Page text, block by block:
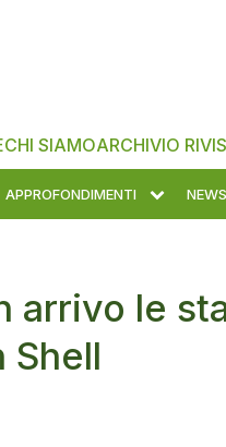
CHI SIAMOARCHIVIO
APPROFONDIMENTI NEWS
arrivo le
Shell